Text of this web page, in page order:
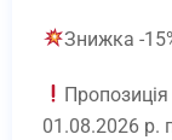
Знижка -
01.08.2026 р.